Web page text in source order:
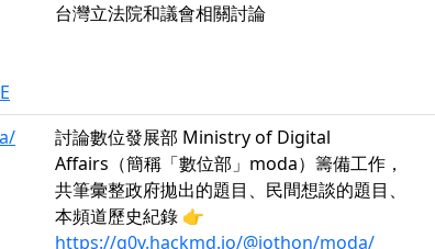
台灣立法院和議會相關討論
討論數位發展部 Ministry of Digital
Affairs（簡稱「數位部」moda）籌備工作，
共筆彙整政府拋出的題目、民間想談的題目、
本頻道歷史紀錄 👉
https://g0v.hackmd.io/@jothon/moda/